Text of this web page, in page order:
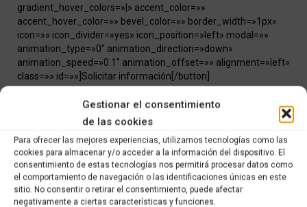
Gestionar el consentimiento
de las cookies
Para ofrecer las mejores experiencias, utilizamos tecnologías como las
cookies para almacenar y/o acceder a la información del dispositivo. El
consentimiento de estas tecnologías nos permitirá procesar datos como
el comportamiento de navegación o las identificaciones únicas en este
sitio. No consentir o retirar el consentimiento, puede afectar
negativamente a ciertas características y funciones.
gradient_hover_colors=»|» accent_color=»»
accent_hover_color=»» bevel_color=»» border_width=»1px»
icon=»» icon_divider=»yes» icon_position=»left» modal=»»
animation_type=»0″ animation_direction=»down»
animation_speed=»0.1″ animation_offset=»» alignment=»left»
class=»» id=»»]Solicitar información[/button]
RECAMBIOS DE OCASIÓN,Recambios ocasión Suzuki
Share this product
Share
on
Share
on
Share
on
Share
on